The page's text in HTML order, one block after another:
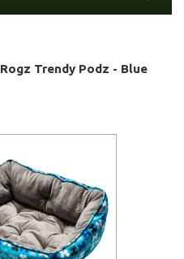
Rogz Trendy Podz - Blue